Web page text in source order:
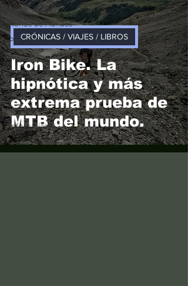
The Briefing
Ronde de Flandes
París - Roubaix
Tri
Duatlón
Cómic
Patologías
Infografías
Iron Bike. La
hipnótica y más
extrema prueba de
MTB del mundo.
CRÓNICAS / VIAJES / LIBROS